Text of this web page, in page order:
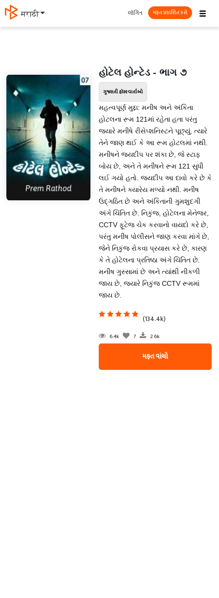
मराठी ☰
લૉગિન મફત પ્રકાશિત કરો
હોટેલ હોન્ટેડ - ભાગ ૭
ગુજરાતી હૉરર વાર્તાઓ
મહત્વપૂર્ણ મુદ્દા: મનીષ અને અંકિતા
હોટલના રૂમ 121માં રહેતા હતા પરંતુ
જ્યારે મનીષે રીસેપ્શનિસ્ટને પૂછ્યું, ત્યારે
તેને જાણ થઈ કે આ રૂમ હોટલમાં નથી.
મનીષને જયદીપ પર શંકા છે, જે સ્ટાફ
બોય છે, અને તે મનીષને રૂમ 121 સુધી
લઈ ગયો હતો. જયદીપ આ દાવો કરે છે કે
તે મનીષને ક્યારેય મળ્યો નથી. મનીષ
ઉદ્ગઠિત છે અને અંકિતાની ગુમશુદગી
અંગે ચિંતિત છે. નિકુંજ, હોટેલના મેનેજર,
CCTV ફૂટેજ ચેક કરવાનો વાયદો કરે છે,
પરંતુ મનીષ પોલીસને જાણ કરવા માંગે છે,
જેને નિકુંજ રોકવા પ્રયાસ કરે છે, કારણ
કે તે હોટેલના પ્રતિષ્ઠા અંગે ચિંતિત છે.
મનીષ ગુસ્સામાં છે અને ત્યાંથી નીકળી
જાય છે, જ્યારે નિકુંજ CCTV રૂમમાં
જાય છે.
(134.4k)
6.4k 7 2.6k
મફત વાંચો